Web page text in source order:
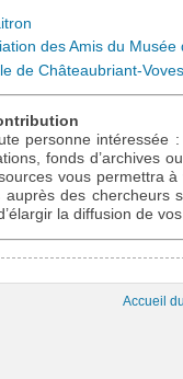
des Amis du
de Châteaubriant-
personne intéressée
fonds d’archives
vous permettra
auprès des chercheurs
la diffusion de
Accueil